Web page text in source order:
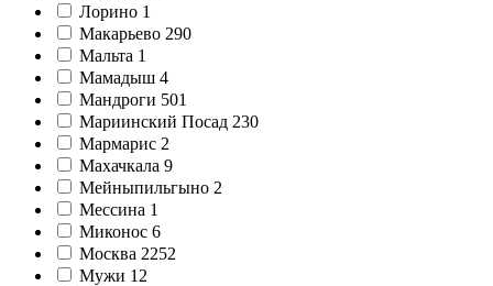
Лорино 1
Макарьево 290
Мальта 1
Мамадыш 4
Мандроги 501
Мариинский Посад 230
Мармарис 2
Махачкала 9
Мейныпильгыно 2
Мессина 1
Миконос 6
Москва 2252
Мужи 12